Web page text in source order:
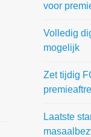
voor
Volledig
mogelijk
Zet tijdig
Laatste